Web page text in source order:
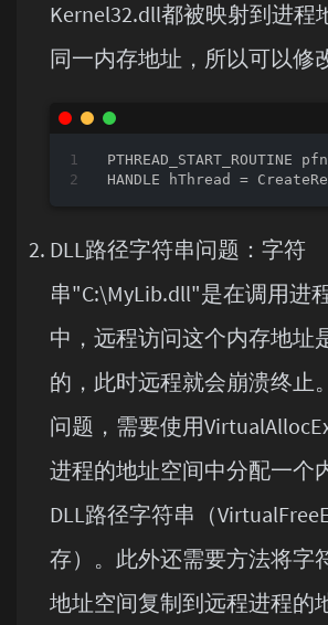
Kernel32.dll都被映射到进程
同一内存地址，所以可以修
HANDLE hThread =
DLL路径字符串问题：字符
串"C:\MyLib.dll"是在调用进
中，远程访问这个内存地址
的，此时远程就会崩溃终止
问题，需要使用
进程的地址空间中分配一个
DLL路径字符串（
存）。此外还需要方法将字
地址空间复制到远程进程的